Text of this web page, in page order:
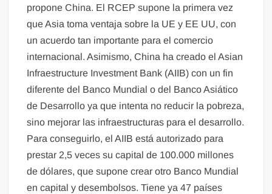
propone China. El RCEP supone la primera vez
que Asia toma ventaja sobre la UE y EE UU, con
un acuerdo tan importante para el comercio
internacional. Asimismo, China ha creado el Asian
Infraestructure Investment Bank (AIIB) con un fin
diferente del Banco Mundial o del Banco Asiático
de Desarrollo ya que intenta no reducir la pobreza,
sino mejorar las infraestructuras para el desarrollo.
Para conseguirlo, el AIIB está autorizado para
prestar 2,5 veces su capital de 100.000 millones
de dólares, que supone crear otro Banco Mundial
en capital y desembolsos. Tiene ya 47 países